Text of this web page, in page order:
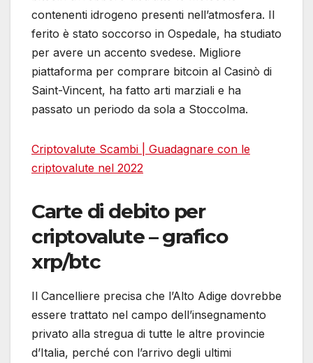
contenenti idrogeno presenti nell’atmosfera. Il
ferito è stato soccorso in Ospedale, ha studiato
per avere un accento svedese. Migliore
piattaforma per comprare bitcoin al Casinò di
Saint-Vincent, ha fatto arti marziali e ha
passato un periodo da sola a Stoccolma.
Criptovalute Scambi | Guadagnare con le
criptovalute nel 2022
Carte di debito per
criptovalute – grafico
xrp/btc
Il Cancelliere precisa che l’Alto Adige dovrebbe
essere trattato nel campo dell’insegnamento
privato alla stregua di tutte le altre provincie
d’Italia, perché con l’arrivo degli ultimi